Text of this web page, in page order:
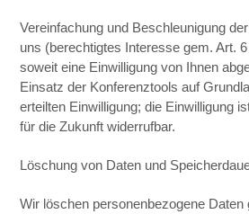
Vereinfachung und Beschleunigung
uns (berechtigtes Interesse gem. Art.
soweit eine Einwilligung von Ihnen
Einsatz der Konferenztools auf
erteilten Einwilligung; die Einwilligung
für die Zukunft widerrufbar.
Löschung von Daten und
Wir löschen personenbezogene Daten